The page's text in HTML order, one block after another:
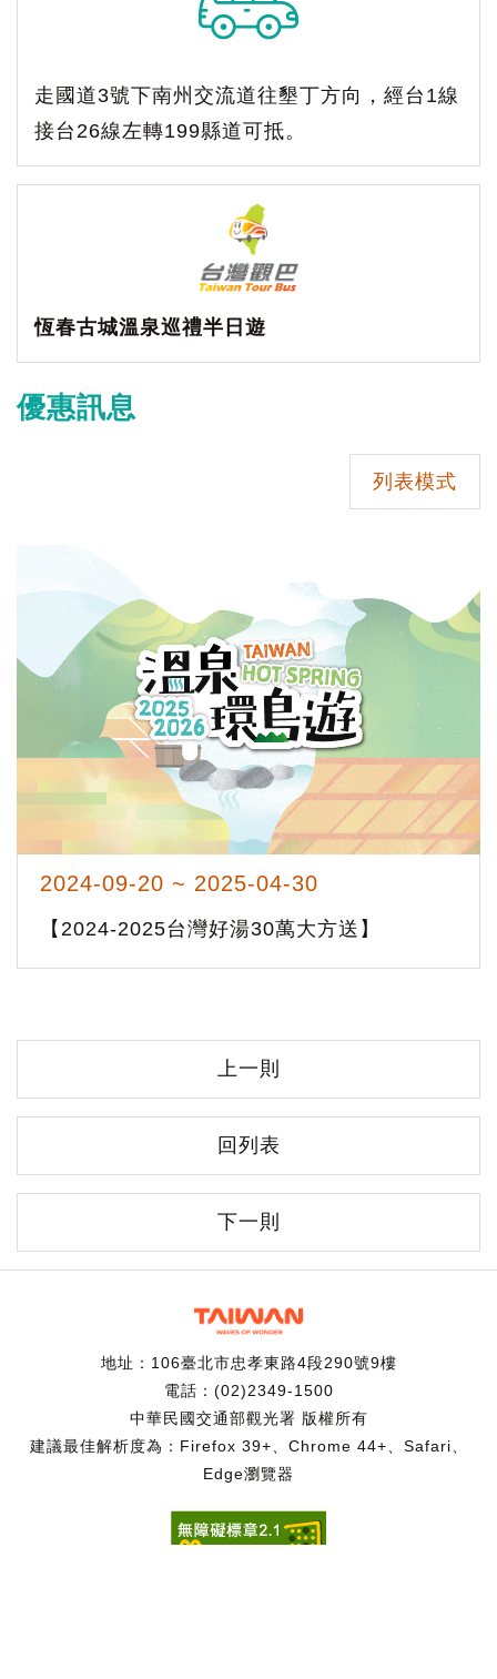
走國道3號下南州交流道往墾丁方向，經台1線
接台26線左轉199縣道可抵。
恆春古城溫泉巡禮半日遊
優惠訊息
列表模式
2024-09-20 ~ 2025-04-30
【2024-2025台灣好湯30萬大方送】
上一則
回列表
下一則
地址：106臺北市忠孝東路4段290號9樓
電話：(02)2349-1500
中華民國交通部觀光署 版權所有
建議最佳解析度為：Firefox 39+、Chrome 44+、Safari、
Edge瀏覽器